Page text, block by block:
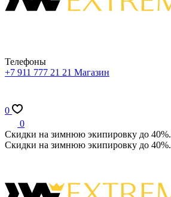
Телефоны
+7 911 777 21 21 Магазин
0
0
Скидки на зимнюю экипировку до 40%.
Скидки на зимнюю экипировку до 40%.